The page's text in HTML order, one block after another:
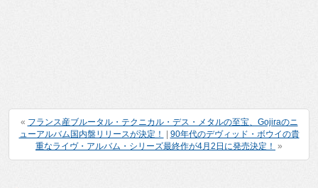
« フランス産ブルータル・テクニカル・デス・メタルの至宝、Gojiraのニ
ューアルバム国内盤リリースが決定！
90年代のデヴィッド・ボウイの貴
重なライヴ・アルバム・シリーズ最終作が4月2日に発売決定！ »